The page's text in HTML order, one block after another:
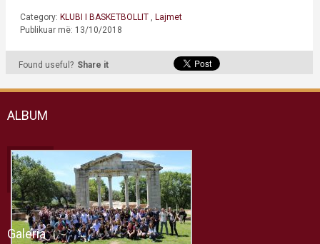
Category: KLUBI I BASKETBOLLIT
Lajmet
Publikuar më: 13/10/2018
Found useful? Share it
ALBUM
Galeria